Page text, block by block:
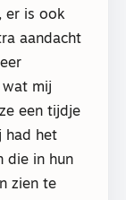
er is ook
aandacht
wat mij
een tijdje
had het
die in hun
zien te